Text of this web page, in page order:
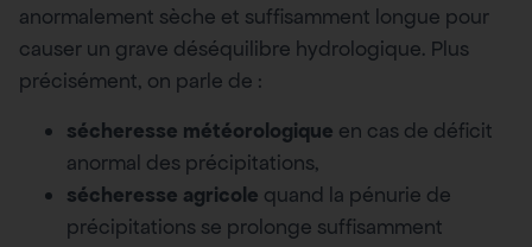
anormalement sèche et suffisamment longue pour
causer un grave déséquilibre hydrologique. Plus
précisément, on parle de :
sécheresse météorologique en cas de déficit
anormal des précipitations,
sécheresse agricole quand la pénurie de
précipitations se prolonge suffisamment